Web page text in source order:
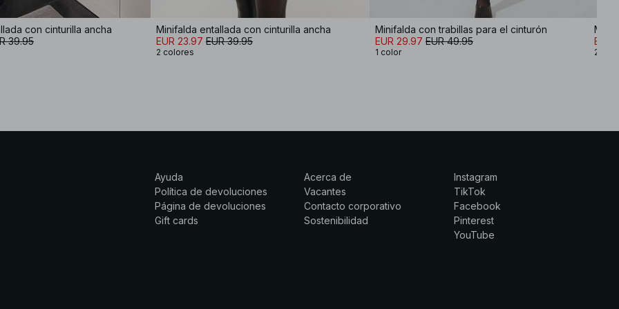
con cinturilla ancha
39.95
Minifalda entallada con cinturilla ancha
EUR 23.97 EUR 39.95
2 colores
Minifalda con trabillas para el cinturón
EUR 29.97 EUR 49.95
1 color
EUR
2
Ayuda
Política de devoluciones
Página de devoluciones
Gift cards
Acerca de
Vacantes
Contacto corporativo
Sostenibilidad
Instagram
TikTok
Facebook
Pinterest
YouTube